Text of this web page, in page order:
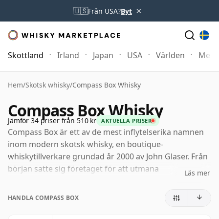
🇺🇸Från USA?Byt ×
Skottland Irland Japan USA Världen Mer
Hem/Skotsk whisky/Compass Box Whisky
Compass Box Whisky
Jämför 34 priser från 510 kr AKTUELLA PRISER
Compass Box är ett av de mest inflytelserika namnen
inom modern skotsk whisky, en boutique-
whiskytillverkare grundad år 2000 av John Glaser. Från
början satte sig företaget för att utmana
att skotsk whisky kunde vara både mer transparent
Läs mer
HANDLA COMPASS BOX